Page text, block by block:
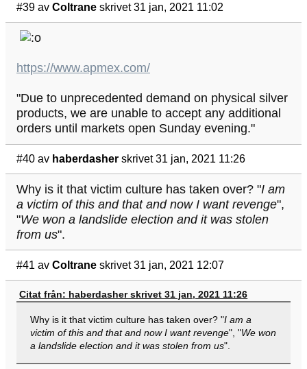
#39 av Coltrane skrivet 31 jan, 2021 11:02
https://www.apmex.com/
"Due to unprecedented demand on physical silver
products, we are unable to accept any additional
orders until markets open Sunday evening."
#40 av haberdasher skrivet 31 jan, 2021 11:26
Why is it that victim culture has taken over? "I am
a victim of this and that and now I want revenge",
"We won a landslide election and it was stolen
from us".
#41 av Coltrane skrivet 31 jan, 2021 12:07
Citat från: haberdasher skrivet 31 jan, 2021 11:26
Why is it that victim culture has taken over? "I am a
victim of this and that and now I want revenge", "We won
a landslide election and it was stolen from us".